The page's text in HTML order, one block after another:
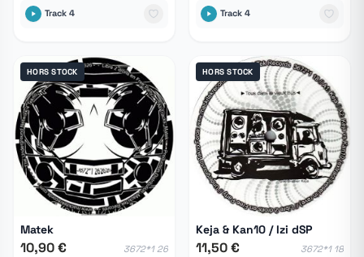
Track 4 Track 4
HORS STOCK
Matek
10,90 € 3672*1 26
HORS STOCK
Keja & Kan10 / Izi dSP
11,50 € 3672*1 18